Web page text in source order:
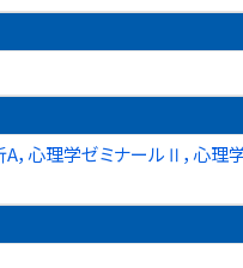
A，心理学ゼミナールⅡ，心理